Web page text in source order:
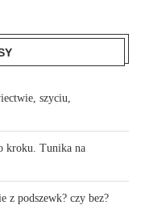
szyciu,
Tunika na
z podszewk? czy bez?